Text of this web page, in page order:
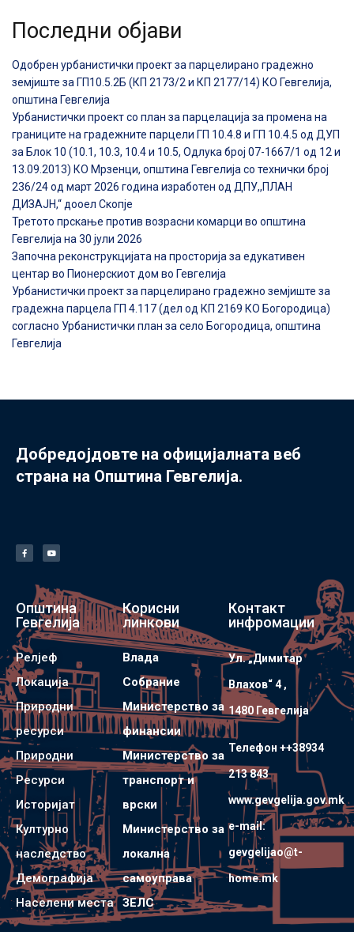
Последни објави
Одобрен урбанистички проект за парцелирано градежно
земјиште за ГП10.5.2Б (КП 2173/2 и КП 2177/14) КО Гевгелија,
општина Гевгелија
Урбанистички проект со план за парцелација за промена на
границите на градежните парцели ГП 10.4.8 и ГП 10.4.5 од ДУП
за Блок 10 (10.1, 10.3, 10.4 и 10.5, Одлука број 07-1667/1 од 12 и
13.09.2013) КО Мрзенци, општина Гевгелија со технички број
236/24 од март 2026 година изработен од ДПУ,,ПЛАН
ДИЗАЈН,“ дооел Скопје
Третото прскање против возрасни комарци во општина
Гевгелија на 30 јули 2026
Започна реконструкцијата на просторија за едукативен
центар во Пионерскиот дом во Гевгелија
Урбанистички проект за парцелирано градежно земјиште за
градежна парцела ГП 4.117 (дел од КП 2169 КО Богородица)
согласно Урбанистички план за село Богородица, општина
Гевгелија
Добредојдовте на официјалната веб
страна на Општина Гевгелија.
Општина
Гевгелија
Релјеф
Локација
Природни
ресурси
Природни
Ресурси
Историјат
Културно
наследство
Демографија
Населени места
Корисни
линкови
Влада
Собрание
Министерство за
финансии
Министерство за
транспорт и
врски
Министерство за
локална
самоуправа
ЗЕЛС
Контакт
инфромации
Ул. „Димитар
Влахов“ 4 ,
1480 Гевгелијa
Телефон ++38934
213 843
www.gevgelija.gov.mk
e-mail:
gevgelijao@t-
home.mk